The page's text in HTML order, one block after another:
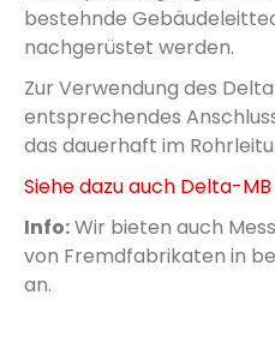
bestehnde
nachgerüstet werden.
Zur Verwendung des
entsprechendes
das dauerhaft im
Siehe dazu auch Delta-
Info:Wir bieten auch
von Fremdfabrikaten in
an.